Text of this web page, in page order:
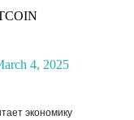
4, 2025
экономику